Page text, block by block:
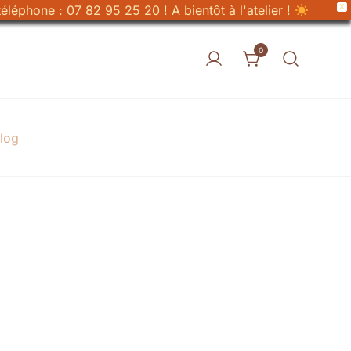
X
: 07 82 95 25 20 ! A bientôt à l'atelier !
0